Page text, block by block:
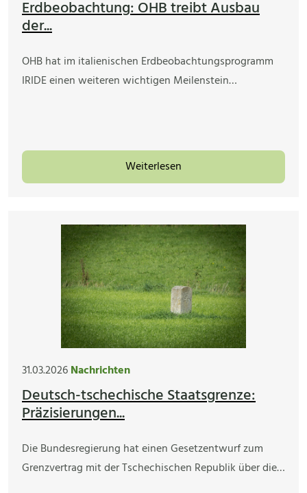
Erdbeobachtung: OHB treibt Ausbau
der...
OHB hat im italienischen Erdbeobachtungsprogramm
IRIDE einen weiteren wichtigen Meilenstein…
Weiterlesen
31.03.2026Nachrichten
Deutsch-tschechische Staatsgrenze:
Präzisierungen...
Die Bundesregierung hat einen Gesetzentwurf zum
Grenzvertrag mit der Tschechischen Republik über die…